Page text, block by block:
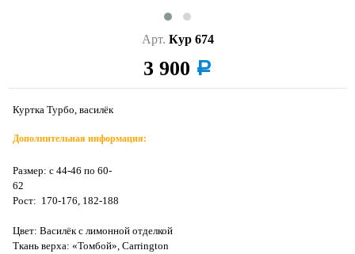
Арт. Кур 674
3 900 a
Куртка Турбо, василёк
Дополнительная информация:
Размер: с 44-46 по 60-
62
Рост: 170-176, 182-188
Цвет: Василёк с лимонной отделкой
Ткань верха: «Томбой», Carrington